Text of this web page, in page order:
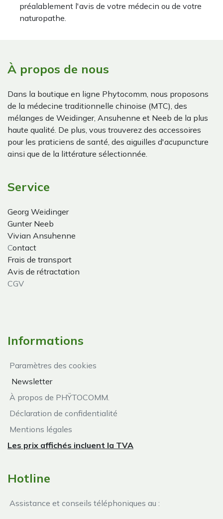
préalablement l'avis de votre médecin ou de votre
naturopathe.
À propos de nous
Dans la boutique en ligne Phytocomm, nous proposons
de la médecine traditionnelle chinoise (MTC), des
mélanges de Weidinger, Ansuhenne et Neeb de la plus
haute qualité. De plus, vous trouverez des accessoires
pour les praticiens de santé, des aiguilles d'acupuncture
ainsi que de la littérature sélectionnée.
Service
Georg Weidinger
Gunter Neeb
Vivian Ansuhenne
Contact
Frais de transport
Avis de rétractation
CGV
Informations
Paramètres des cookies
Newsletter
À propos de PHŸTOCOMM.
Déclaration de confidentialité
Mentions légales
Les prix affichés incluent la TVA
Hotline
Assistance et conseils téléphoniques au :